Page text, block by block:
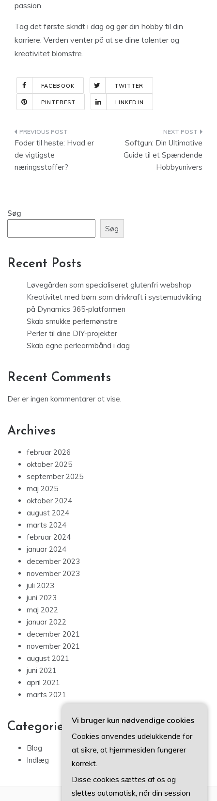
passion.
Tag det første skridt i dag og gør din hobby til din
karriere. Verden venter på at se dine talenter og
kreativitet blomstre.
FACEBOOK TWITTER
PINTEREST LINKEDIN
Indlægsnavigation
Foder til heste: Hvad er
de vigtigste
næringsstoffer?
Softgun: Din Ultimative
Guide til et Spændende
Hobbyunivers
Søg
Søg
Recent Posts
Løvegården som specialiseret glutenfri webshop
Kreativitet med børn som drivkraft i systemudvikling
på Dynamics 365-platformen
Skab smukke perlemønstre
Perler til dine DIY-projekter
Skab egne perlearmbånd i dag
Recent Comments
Der er ingen kommentarer at vise.
Archives
februar 2026
oktober 2025
september 2025
maj 2025
oktober 2024
august 2024
marts 2024
februar 2024
januar 2024
december 2023
november 2023
juli 2023
juni 2023
maj 2022
januar 2022
december 2021
november 2021
august 2021
juni 2021
april 2021
marts 2021
Categories
Blog
Indlæg
Vi bruger kun nødvendige cookies
Cookies anvendes udelukkende for
at sikre, at hjemmesiden fungerer
korrekt.
Disse cookies sættes af os og
slettes automatisk, når din session